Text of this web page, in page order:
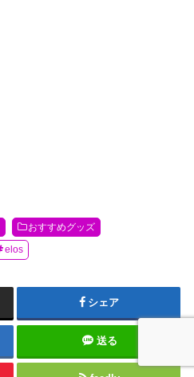
おすすめグッズ
elos
シェア
送る